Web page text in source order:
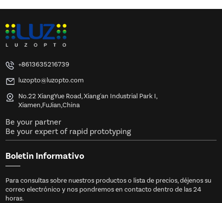
+8613635216739
luzopto@luzopto.com
No.22 XiangYue Road, Xiang'an Industrial Park I,
Xiamen,FuJian,China
Be your partner
Be your expert of rapid prototyping
Boletin Informativo
Para consultas sobre nuestros productos o lista de precios, déjenos su
correo electrónico y nos pondremos en contacto dentro de las 24
horas.